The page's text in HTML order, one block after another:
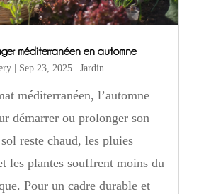
méditerranéen en automne
| Sep 23, 2025| Jardin
méditerranéen, l’automne
démarrer ou prolonger son
reste chaud, les pluies
les plantes souffrent moins du
Pour un cadre durable et